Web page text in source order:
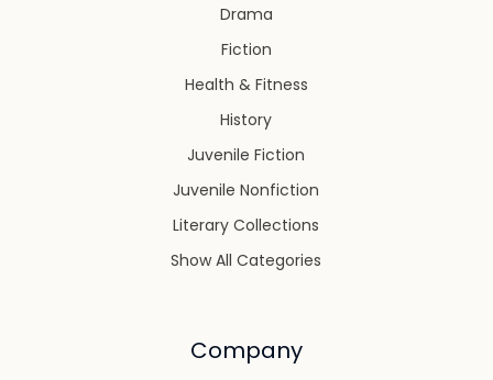
Drama
Fiction
Health & Fitness
History
Juvenile Fiction
Juvenile Nonfiction
Literary Collections
Show All Categories
Company